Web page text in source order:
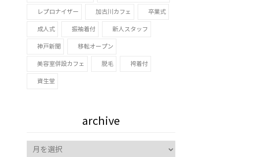
レプロナイザー 加古川カフェ 卒業式
成人式 振袖着付 新人スタッフ
神戸新聞 移転オープン
美容室併設カフェ 脱毛 袴着付
資生堂
archive
archive